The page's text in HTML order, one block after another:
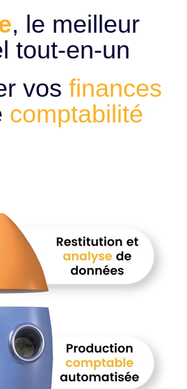
, le meilleur
tout-en-un
vos finances
comptabilité